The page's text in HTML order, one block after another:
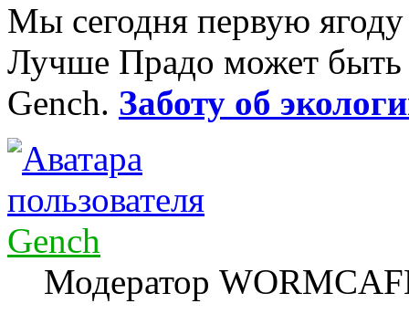
Мы сегодня первую
Лучше Прадо может
Gench. Заботу об
Gench
Модератор